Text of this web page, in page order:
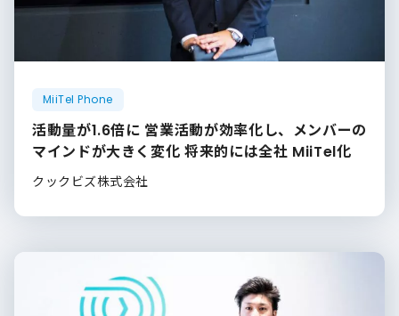
MiiTel Phone
活動量が1.6倍に 営業活動が効率化し、メンバーの
マインドが大きく変化 将来的には全社 MiiTel化
クックビズ株式会社